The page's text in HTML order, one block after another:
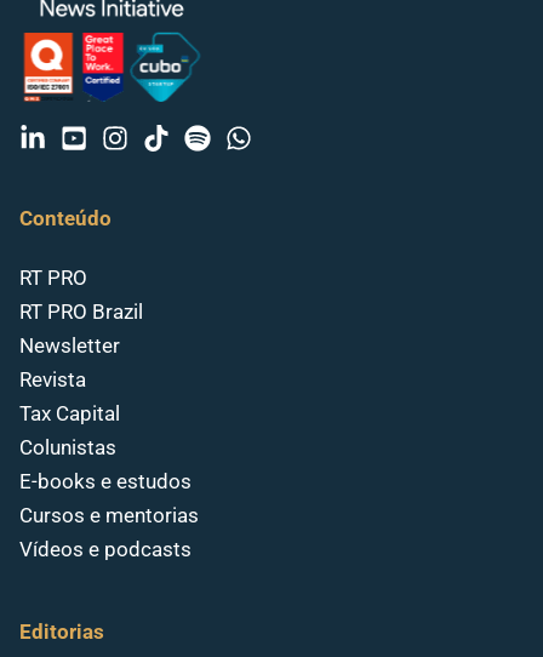
Conteúdo
RT PRO
RT PRO Brazil
Newsletter
Revista
Tax Capital
Colunistas
E-books e estudos
Cursos e mentorias
Vídeos e podcasts
Editorias